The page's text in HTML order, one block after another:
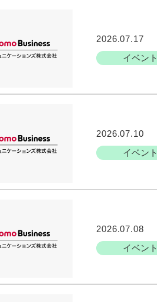
2026.07.17
イベント
2026.07.10
イベント
2026.07.08
イベント